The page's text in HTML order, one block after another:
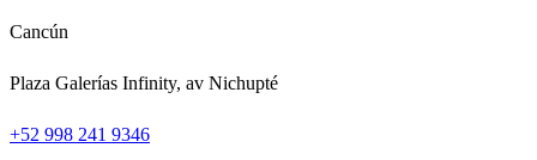
Cancún
Plaza Galerías Infinity, av Nichupté
+52 998 241 9346